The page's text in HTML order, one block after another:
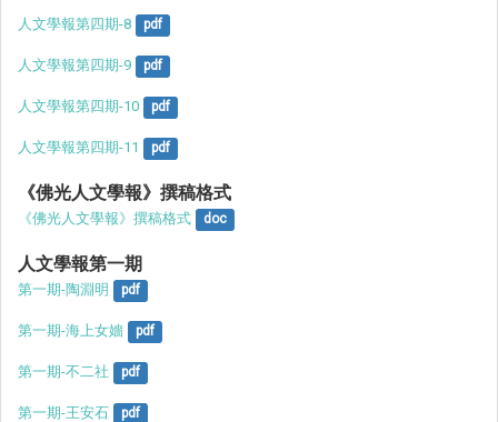
人文學報第四期-8 pdf
人文學報第四期-9 pdf
人文學報第四期-10 pdf
人文學報第四期-11 pdf
《佛光人文學報》撰稿格式
《佛光人文學報》撰稿格式 doc
人文學報第一期
第一期-陶淵明 pdf
第一期-海上女嬙 pdf
第一期-不二社 pdf
第一期-王安石 pdf